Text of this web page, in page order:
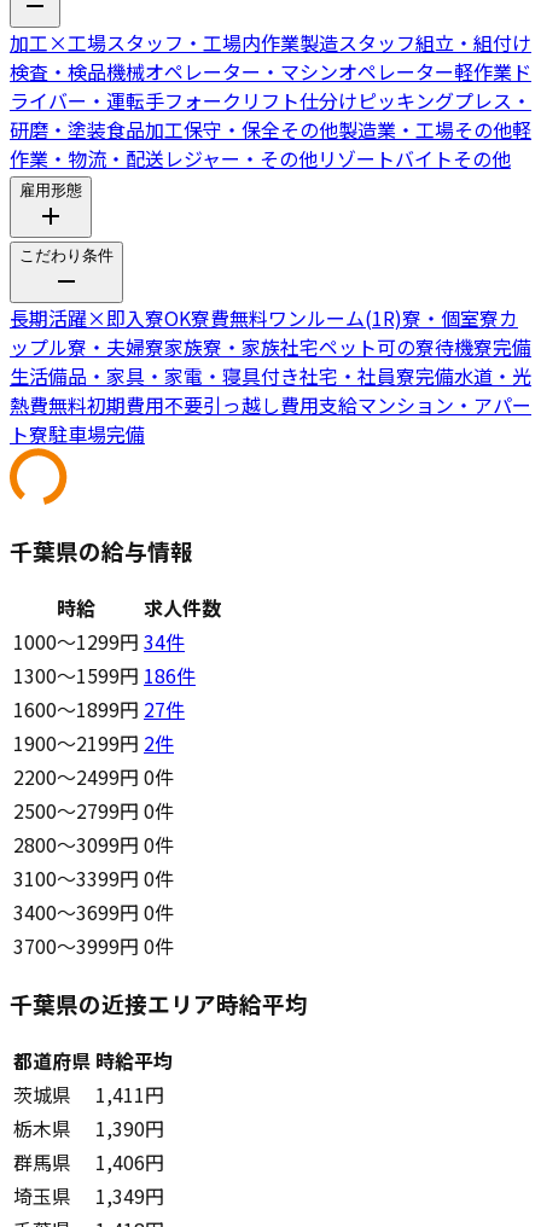
加工 ×工場スタッフ・工場内作業製造スタッフ組立・組付け
検査・検品機械オペレーター・マシンオペレーター軽作業 ド
ライバー・運転手フォークリフト仕分けピッキングプレス・
研磨・塗装食品加工保守・保全その他製造業・工場その他軽
作業・物流・配送レジャー・その他リゾートバイトその他
雇用形態
こだわり条件
長期活躍×即入寮OK寮費無料ワンルーム(1R)寮・個室寮カ
ップル寮・夫婦寮家族寮・家族社宅ペット可の寮待機寮完備
生活備品・家具・家電・寝具付き社宅・社員寮完備水道・光
熱費無料初期費用不要引っ越し費用支給マンション・アパー
ト寮駐車場完備
千葉県の給与情報
時給
求人件数
1000〜1299円 34件
1300〜1599円 186件
1600〜1899円 27件
1900〜2199円 2件
2200〜2499円 0件
2500〜2799円 0件
2800〜3099円 0件
3100〜3399円 0件
3400〜3699円 0件
3700〜3999円 0件
千葉県の近接エリア時給平均
都道府県 時給平均
茨城県
1,411円
栃木県
1,390円
群馬県
1,406円
埼玉県
1,349円